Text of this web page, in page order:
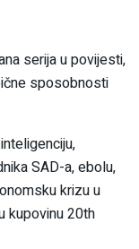
serija u povijesti,
sposobnosti
SAD-a, ebolu,
krizu u
kupovinu 20th